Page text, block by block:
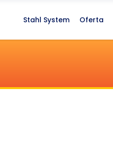
Stahl System Oferta